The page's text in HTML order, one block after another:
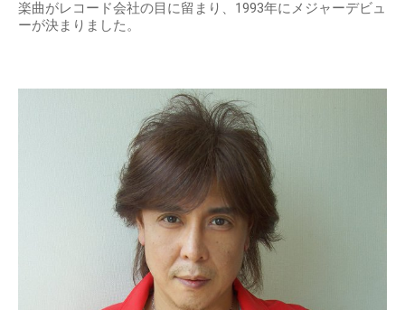
楽曲がレコード会社の目に留まり、1993年にメジャーデビュ
ーが決まりました。